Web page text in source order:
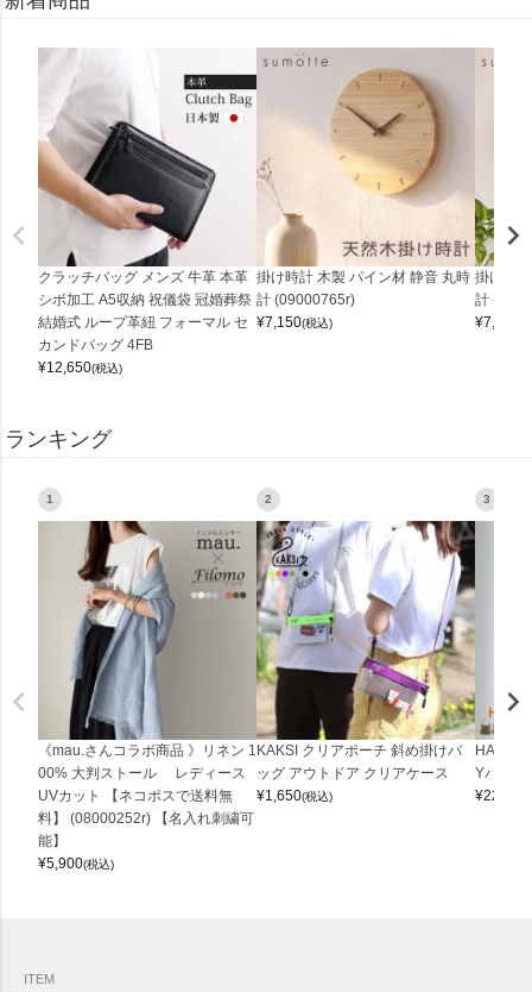
クラッチバッグ メンズ 牛革 本革
シボ加工 A5収納 祝儀袋 冠婚葬祭
結婚式 ループ革紐 フォーマル セ
カンドバッグ 4FB
¥12,650(税込)
掛け時計 木製 パイン材 静音 丸時
計 (09000765r)
¥7,150(税込)
掛け時
計
¥7,150
ランキング
1
《mau.さんコラボ商品 》リネン 1
00% 大判ストール レディース
UVカット 【ネコポスで送料無
料】 (08000252r) 【名入れ刺繍可
能】
¥5,900(税込)
2
KAKSI クリアポーチ 斜め掛けバ
ッグ アウトドア クリアケース
¥1,650(税込)
3
Yバッグ
¥22,000
ITEM